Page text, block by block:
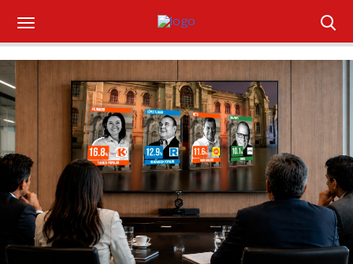
Suscríbase
Iniciar sesión
Portada
¿Qué está pasando?
Sectores y Empresas
Management